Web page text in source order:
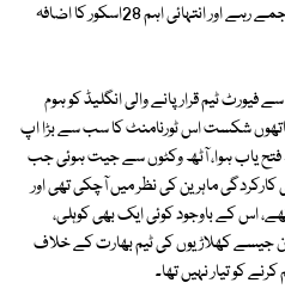
دوسری جانب محمد عامر چٹان کی طرح جمے رہے اور انتہائی اہم 28اسکور کا اضافہ
ٹیم قرار پانے والی انگلیڈ کو ہوم
شکست اس ٹورنامنٹ کا سب سے بڑا اپ
یاب ہوا، آٹھ وکٹوں سے جیت ہوئی جب
ہوتی کارکردگی ماہرین کی نظر میں آچکی تھی اور
اس کے باوجود کوئی ایک بھی کوہلی،
جیسے کھلاڑیوں کی ٹیم بھارت کے خلاف
کو تیار نہیں تھا۔